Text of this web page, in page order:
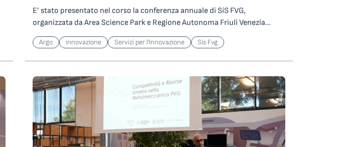
E’ stato presentato nel corso la conferenza annuale di SiS FVG,
organizzata da Area Science Park e Regione Autonoma Friuli Venezia
Giulia, il progetto iNEST, ecosistema dell’innovazione del Nord-Est
finanziato dal Pnrr. iNEST è una rete capillare di 24 partner che,
attraverso un approccio interconnesso e integrato tra Università, enti
e privati, alimenta un ecosistema capace di fornire soluzioni tecnologiche
alle grandi sfide del presente, con benefici per il mondo produttivo e la
vita delle persone. Manifattura avanzata, agroalimentare intelligente,
economia del mare e della montagna, strategie progettuali sostenibili,
sistemi e ambienti di vita e di lavoro innovativi e intelligenti, salute e
alimentazione, turismo e cultura sono gli ambiti, coerenti con le
Argo innovazione Servizi per l'Innovazione Sis Fvg